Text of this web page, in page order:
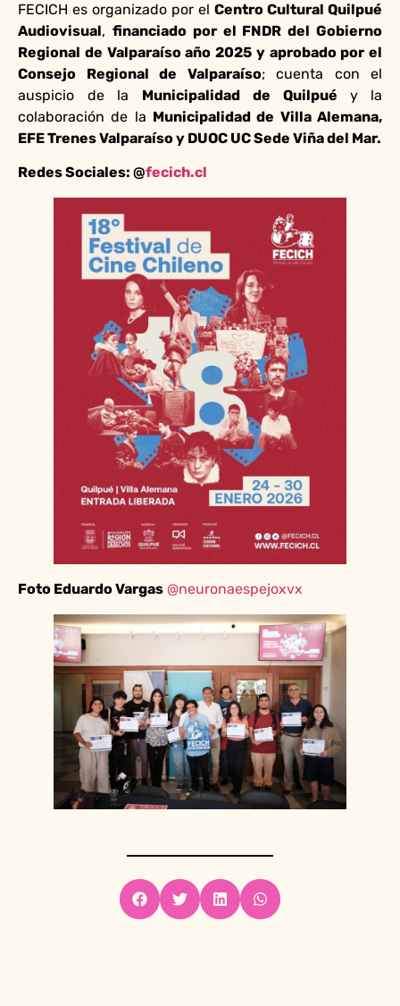
FECICH es organizado por el Centro Cultural Quilpué
Audiovisual, financiado por el FNDR del Gobierno
Regional de Valparaíso año 2025 y aprobado por el
Consejo Regional de Valparaíso; cuenta con el
auspicio de la Municipalidad de Quilpué y
la
colaboración de la Municipalidad de Villa Alemana,
EFE Trenes Valparaíso y DUOC UC Sede Viña del Mar.
Redes Sociales: @fecich.cl
Foto Eduardo Vargas @neuronaespejoxvx